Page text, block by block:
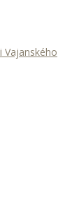
Vajanského